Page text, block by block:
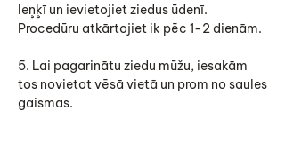
leņķī un ievietojiet ziedus ūdenī.
Procedūru atkārtojiet ik pēc 1-2 dienām.
5. Lai pagarinātu ziedu mūžu, iesakām
tos novietot vēsā vietā un prom no saules
gaismas.